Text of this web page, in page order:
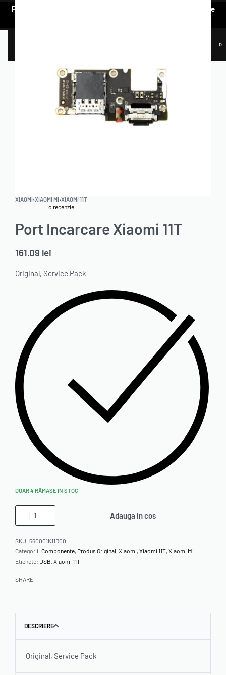
Pentru a vedea oferta de prețuri preferențiale, e nevoie să te
0
XIAOMI›XIAOMI MI›XIAOMI 11T
o recenzie
Port Incarcare Xiaomi 11T
161.09 lei
Original, Service Pack
DOAR 4 RĂMASE ÎN STOC
Adauga in cos
SKU: 560001K11R00
Categorii: Componente, Produs Original, Xiaomi, Xiaomi 11T, Xiaomi Mi
Etichete: USB, Xiaomi 11T
SHARE
DESCRIERE
Original, Service Pack